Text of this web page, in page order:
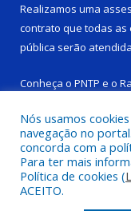
Realizamos uma
contrato que todas as
pública serão
Conheça o PNTP e o
Todos os direitos
Nós usamos
navegação no
concorda com a
Para ter mais
Política de cookies (
ACEITO.